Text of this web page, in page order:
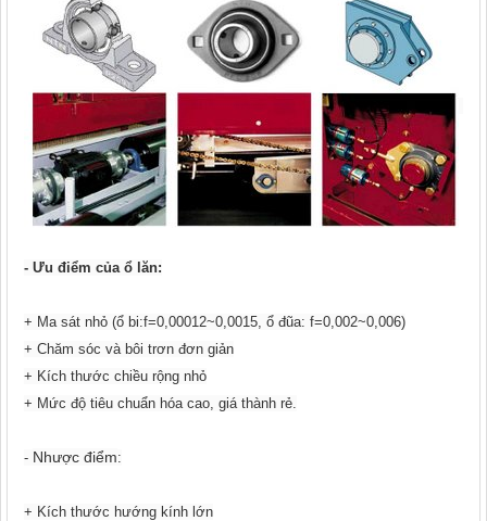
- Ưu điểm của ổ lăn:
+ Ma sát nhỏ (ổ bi:f=0,00012~0,0015, ổ đũa: f=0,002~0,006)
+ Chăm sóc và bôi trơn đơn giản
+ Kích thước chiều rộng nhỏ
+ Mức độ tiêu chuẩn hóa cao, giá thành rẻ.
- Nhược điểm:
+ Kích thước hướng kính lớn